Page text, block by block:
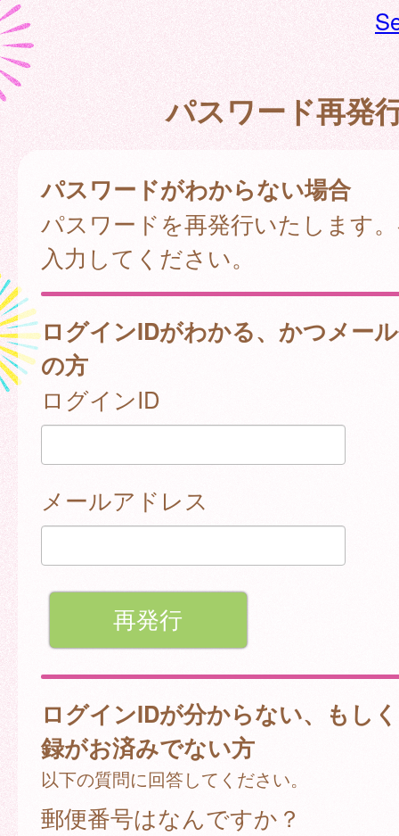
パスワード再発
パスワードがわからない場合
パスワードを再発行いたします
入力してください。
ログインIDがわかる、かつメー
の方
ログインID
メールアドレス
ログインIDが分からない、もし
録がお済みでない方
以下の質問に回答してください。
郵便番号はなんですか？